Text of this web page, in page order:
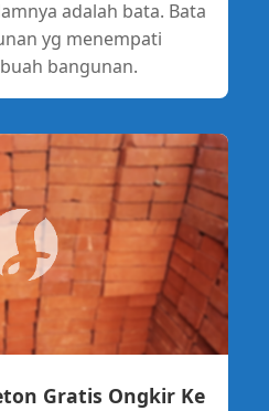
adalah bata. Bata
yg menempati
bangunan.
Gratis Ongkir Ke